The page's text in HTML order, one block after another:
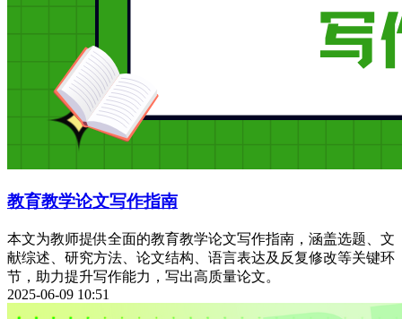
教育教学论文写作指南
本文为教师提供全面的教育教学论文写作指南，涵盖选题、文
献综述、研究方法、论文结构、语言表达及反复修改等关键环
节，助力提升写作能力，写出高质量论文。
2025-06-09 10:51